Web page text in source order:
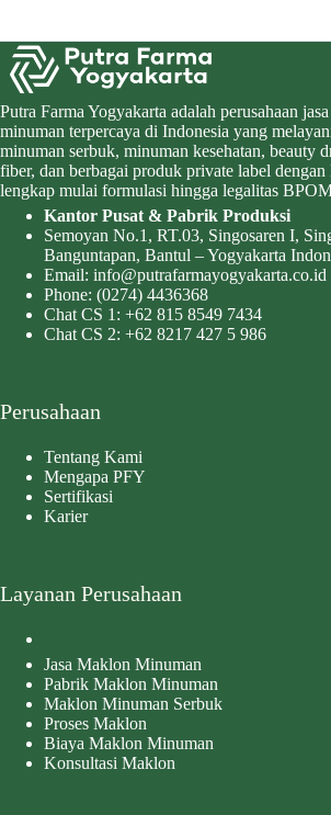
Putra Farma Yogyakarta adalah perusahaan
minuman terpercaya di Indonesia yang
minuman serbuk, minuman kesehatan, beauty
fiber, dan berbagai produk private label dengan
lengkap mulai formulasi hingga legalitas
Kantor Pusat & Pabrik Produksi
Semoyan No.1, RT.03, Singosaren I,
Banguntapan, Bantul – Yogyakarta
Email: info@putrafarmayogyakarta.co.id
Phone: (0274) 4436368
Chat CS 1: +62 815 8549 7434
Chat CS 2: +62 8217 427 5 986
Perusahaan
Tentang Kami
Mengapa PFY
Sertifikasi
Karier
Layanan Perusahaan
Jasa Maklon Minuman
Pabrik Maklon Minuman
Maklon Minuman Serbuk
Proses Maklon
Biaya Maklon Minuman
Konsultasi Maklon